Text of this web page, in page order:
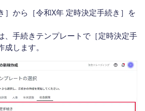
］から［令和X年 定時決定手続き］を
、手続きテンプレートで［定時決定手
します。